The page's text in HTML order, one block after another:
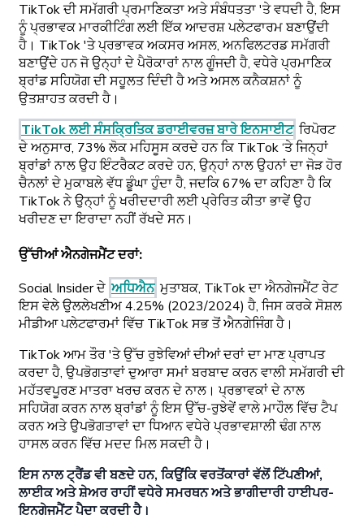
TikTok ਦੀ ਸਮੱਗਰੀ ਪ੍ਰਮਾਣਿਕਤਾ ਅਤੇ ਸੰਬੰਧਤਤਾ 'ਤੇ ਵਧਦੀ ਹੈ, ਇਸ
ਨੂੰ ਪ੍ਰਭਾਵਕ ਮਾਰਕੀਟਿੰਗ ਲਈ ਇੱਕ ਆਦਰਸ਼ ਪਲੇਟਫਾਰਮ ਬਣਾਉਂਦੀ
ਹੈ। TikTok 'ਤੇ ਪ੍ਰਭਾਵਕ ਅਕਸਰ ਅਸਲ, ਅਨਫਿਲਟਰਡ ਸਮੱਗਰੀ
ਬਣਾਉਂਦੇ ਹਨ ਜੋ ਉਨ੍ਹਾਂ ਦੇ ਪੈਰੋਕਾਰਾਂ ਨਾਲ ਗੂੰਜਦੀ ਹੈ, ਵਧੇਰੇ ਪ੍ਰਮਾਣਿਕ
ਬ੍ਰਾਂਡ ਸਹਿਯੋਗ ਦੀ ਸਹੂਲਤ ਦਿੰਦੀ ਹੈ ਅਤੇ ਅਸਲ ਕਨੈਕਸ਼ਨਾਂ ਨੂੰ
ਉਤਸ਼ਾਹਤ ਕਰਦੀ ਹੈ।
TikTok ਲਈ ਸੰਸਕ੍ਰਿਤਿਕ ਡਰਾਈਵਰਜ਼ ਬਾਰੇ ਇਨਸਾਈਟ ਰਿਪੋਰਟ
ਦੇ ਅਨੁਸਾਰ, 73% ਲੋਕ ਮਹਿਸੂਸ ਕਰਦੇ ਹਨ ਕਿ TikTok ‘ਤੇ ਜਿਨ੍ਹਾਂ
ਬ੍ਰਾਂਡਾਂ ਨਾਲ ਉਹ ਇੰਟਰੈਕਟ ਕਰਦੇ ਹਨ, ਉਨ੍ਹਾਂ ਨਾਲ ਉਹਨਾਂ ਦਾ ਜੋੜ ਹੋਰ
ਚੈਨਲਾਂ ਦੇ ਮੁਕਾਬਲੇ ਵੱਧ ਡੂੰਘਾ ਹੁੰਦਾ ਹੈ, ਜਦਕਿ 67% ਦਾ ਕਹਿਣਾ ਹੈ ਕਿ
TikTok ਨੇ ਉਨ੍ਹਾਂ ਨੂੰ ਖਰੀਦਦਾਰੀ ਲਈ ਪ੍ਰੇਰਿਤ ਕੀਤਾ ਭਾਵੇਂ ਉਹ
ਖਰੀਦਣ ਦਾ ਇਰਾਦਾ ਨਹੀਂ ਰੱਖਦੇ ਸਨ।
ਉੱਚੀਆਂ ਐਨਗੇਜਮੈਂਟ ਦਰਾਂ:
Social Insider ਦੇ ਅਧਿਐਨ ਮੁਤਾਬਕ, TikTok ਦਾ ਐਨਗੇਜਮੈਂਟ ਰੇਟ
ਇਸ ਵੇਲੇ ਉਲਲੇਖਣੀਅ 4.25% (2023/2024) ਹੈ, ਜਿਸ ਕਰਕੇ ਸੋਸ਼ਲ
ਮੀਡੀਆ ਪਲੇਟਫਾਰਮਾਂ ਵਿੱਚ TikTok ਸਭ ਤੋਂ ਐਨਗੇਜਿੰਗ ਹੈ।
TikTok ਆਮ ਤੌਰ 'ਤੇ ਉੱਚ ਰੁਝੇਵਿਆਂ ਦੀਆਂ ਦਰਾਂ ਦਾ ਮਾਣ ਪ੍ਰਾਪਤ
ਕਰਦਾ ਹੈ, ਉਪਭੋਗਤਾਵਾਂ ਦੁਆਰਾ ਸਮਾਂ ਬਰਬਾਦ ਕਰਨ ਵਾਲੀ ਸਮੱਗਰੀ ਦੀ
ਮਹੱਤਵਪੂਰਣ ਮਾਤਰਾ ਖਰਚ ਕਰਨ ਦੇ ਨਾਲ। ਪ੍ਰਭਾਵਕਾਂ ਦੇ ਨਾਲ
ਸਹਿਯੋਗ ਕਰਨ ਨਾਲ ਬ੍ਰਾਂਡਾਂ ਨੂੰ ਇਸ ਉੱਚ-ਰੁਝੇਵੇਂ ਵਾਲੇ ਮਾਹੌਲ ਵਿੱਚ ਟੈਪ
ਕਰਨ ਅਤੇ ਉਪਭੋਗਤਾਵਾਂ ਦਾ ਧਿਆਨ ਵਧੇਰੇ ਪ੍ਰਭਾਵਸ਼ਾਲੀ ਢੰਗ ਨਾਲ
ਹਾਸਲ ਕਰਨ ਵਿੱਚ ਮਦਦ ਮਿਲ ਸਕਦੀ ਹੈ।
ਇਸ ਨਾਲ ਟ੍ਰੈਂਡ ਵੀ ਬਣਦੇ ਹਨ, ਕਿਉਂਕਿ ਵਰਤੋਂਕਾਰਾਂ ਵੱਲੋਂ ਟਿੱਪਣੀਆਂ,
ਲਾਈਕ ਅਤੇ ਸ਼ੇਅਰ ਰਾਹੀਂ ਵਧੇਰੇ ਸਮਰਥਨ ਅਤੇ ਭਾਗੀਦਾਰੀ ਹਾਈਪਰ-
ਇਨਗੇਜਮੈਂਟ ਪੈਦਾ ਕਰਦੀ ਹੈ।